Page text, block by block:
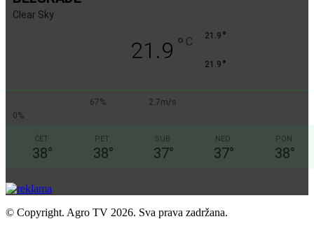
Clear Sky
21.9 ° C 21.9 °
21.9 °
67%
2.7m/s
0%
ČET
38°
PET
38°
SUB
37°
NED
37°
PON
38°
© Copyright. Agro TV 2026. Sva prava zadržana.